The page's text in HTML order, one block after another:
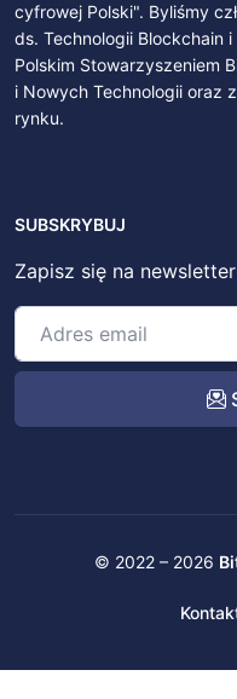
cyfrowej Polski". Byliśmy
ds. Technologii Blockchain
Polskim Stowarzyszeniem
i Nowych Technologii oraz
rynku.
SUBSKRYBUJ
Zapisz się na newsletter
© 2022 – 2026